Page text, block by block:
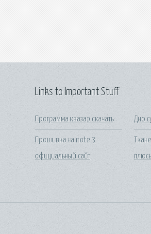
Links to Important Stuff
Программа квазар скачать
Прошивка на note 3
официальный сайт
Дно